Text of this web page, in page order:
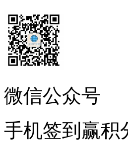
微信公众号
手机签到赢积